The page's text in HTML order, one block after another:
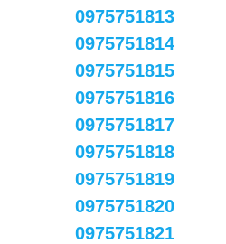
0975751813
0975751814
0975751815
0975751816
0975751817
0975751818
0975751819
0975751820
0975751821